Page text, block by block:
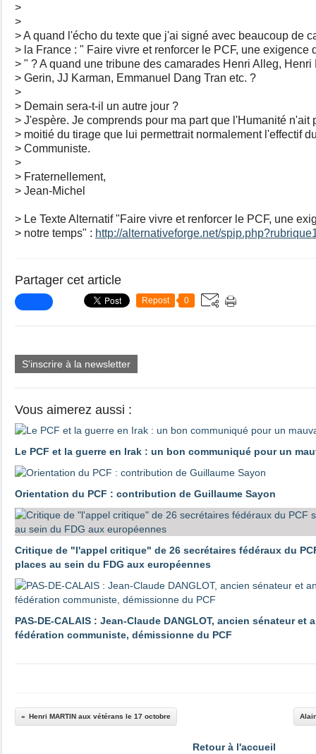
>
>
> A quand l'écho du texte que j'ai signé avec beaucoup de
> la France : " Faire vivre et renforcer le PCF, une exigence
> " ? A quand une tribune des camarades Henri Alleg, Henri
> Gerin, JJ Karman, Emmanuel Dang Tran etc. ?
>
> Demain sera-t-il un autre jour ?
> J'espère. Je comprends pour ma part que l'Humanité n'ait
> moitié du tirage que lui permettrait normalement l'effectif
> Communiste.
>
> Fraternellement,
> Jean-Michel
> Le Texte Alternatif "Faire vivre et renforcer le PCF, une
> notre temps" : http://alternativeforge.net/
Partager cet article
Repost 0
S'inscrire à la newsletter
Vous aimerez aussi :
Le PCF et la guerre en Irak : un bon communiqué pour un
Orientation du PCF : contribution de Guillaume Sayon
Critique de "l'appel critique" de 26 secrétaires fédéraux du
places au sein du FDG aux européennes
PAS-DE-CALAIS : Jean-Claude DANGLOT, ancien sénateur et
fédération communiste, démissionne du PCF
Henri MARTIN aux vétérans le 17 octobre
Retour à l'accueil